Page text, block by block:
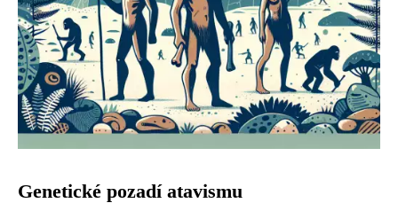
Genetické pozadí atavismu